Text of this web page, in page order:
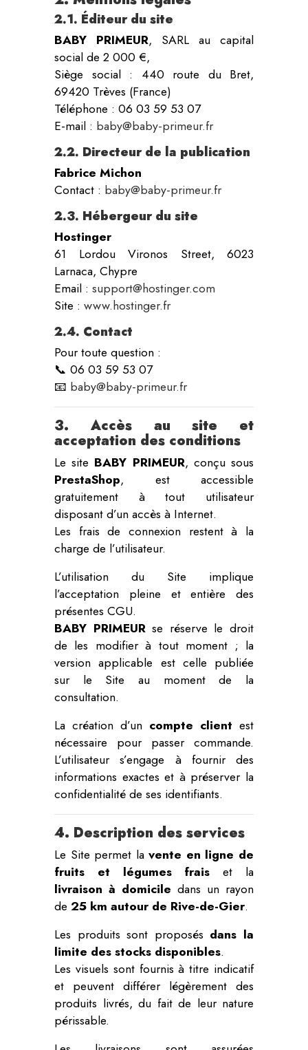
2.1. Éditeur du site
BABY PRIMEUR, SARL au capital
social de 2 000 €,
Siège social : 440 route du Bret,
69420 Trèves (France)
Téléphone : 06 03 59 53 07
E-mail : baby@baby-primeur.fr
2.2. Directeur de la publication
Fabrice Michon
Contact : baby@baby-primeur.fr
2.3. Hébergeur du site
Hostinger
61 Lordou Vironos Street, 6023
Larnaca, Chypre
Email : support@hostinger.com
Site : www.hostinger.fr
2.4. Contact
Pour toute question :
📞 06 03 59 53 07
📧 baby@baby-primeur.fr
3. Accès au site et
acceptation des conditions
Le site BABY PRIMEUR, conçu sous
PrestaShop, est accessible
gratuitement à tout utilisateur
disposant d’un accès à Internet.
Les frais de connexion restent à la
charge de l’utilisateur.
L’utilisation du Site implique
l’acceptation pleine et entière des
présentes CGU.
BABY PRIMEURse réserve le droit
de les modifier à tout moment ; la
version applicable est celle publiée
sur le Site au moment de la
consultation.
La création d’un compte client est
nécessaire pour passer commande.
L’utilisateur s’engage à fournir des
informations exactes et à préserver la
confidentialité de ses identifiants.
4. Description des services
Le Site permet lavente en ligne de
fruits et légumes frais et la
livraison à domicile dans un rayon
de 25 km autour de Rive-de-Gier.
Les produits sont proposés dans la
limite des stocks disponibles.
Les visuels sont fournis à titre indicatif
et peuvent différer légèrement des
produits livrés, du fait de leur nature
périssable.